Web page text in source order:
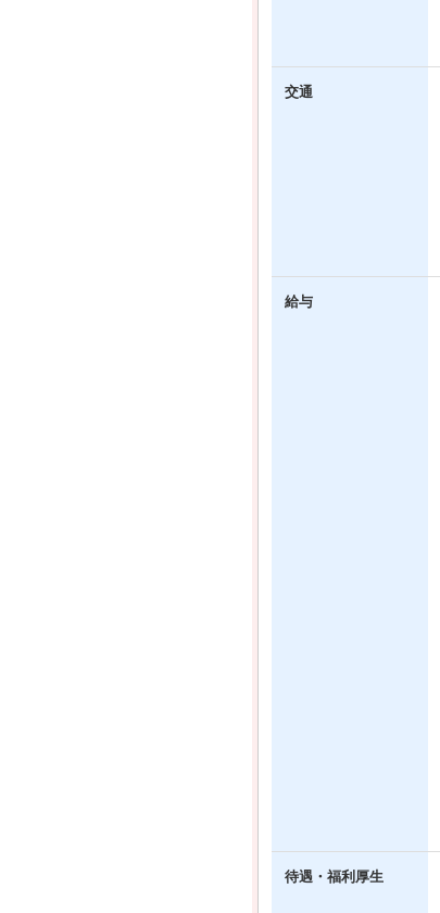
交通
給与
待遇・福利厚生